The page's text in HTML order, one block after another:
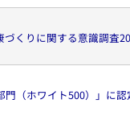
くりに関する意識調査
（ホワイト500）」に認